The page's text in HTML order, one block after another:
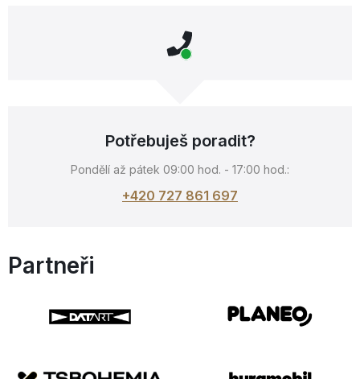
Potřebuješ poradit?
Pondělí až pátek 09:00 hod. - 17:00 hod.:
+420 727 861 697
Partneři